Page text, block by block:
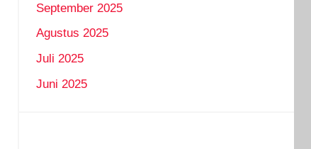
September 2025
Agustus 2025
Juli 2025
Juni 2025